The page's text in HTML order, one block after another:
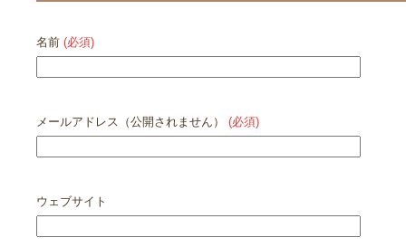
名前 (必須)
メールアドレス（公開されません） (必須)
ウェブサイト